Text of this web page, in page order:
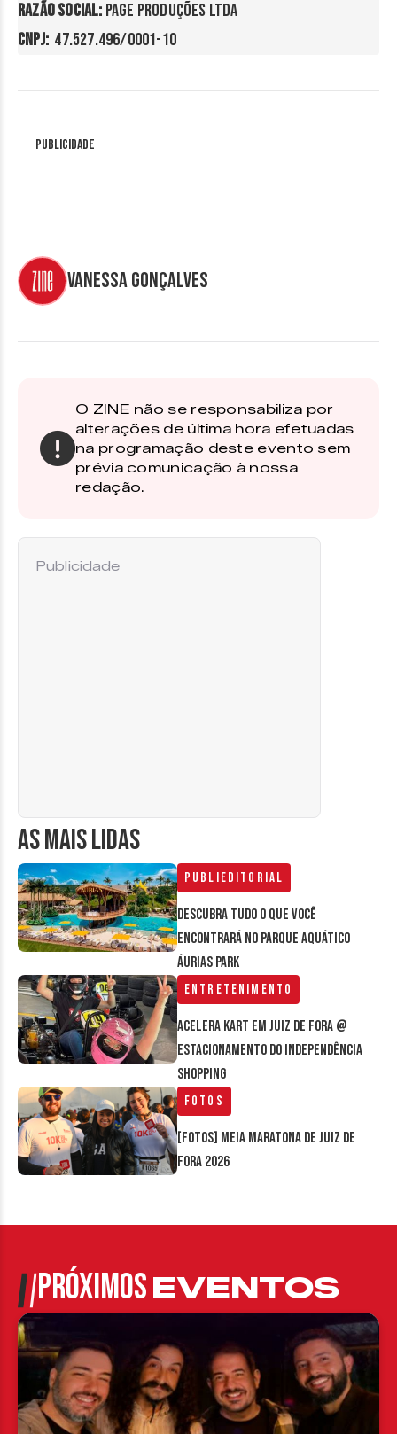
Razão Social:
CNPJ: 47.527.496/0001-10
Publicidade
Vanessa Gonçalves
O ZINE não se responsabiliza por
alterações de última hora efetuadas
na programação deste evento sem
prévia comunicação à nossa
redação.
AS MAIS LIDAS
Publieditorial
Descubra tudo o que você
encontrará no parque aquático
Áurias Park
Entretenimento
Acelera Kart em Juiz de Fora @
estacionamento do Independência
Shopping
Fotos
[FOTOS] Meia Maratona de Juiz de
Fora 2026
Publicidade
PRÓXIMOSEVENTOS